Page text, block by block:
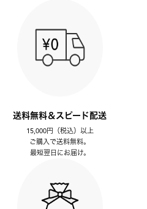
送料無料＆スピード配送
15,000円（税込）以上
ご購入で送料無料。
最短翌日にお届け。